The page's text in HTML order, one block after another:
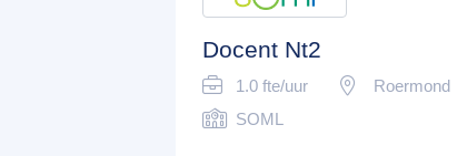
Docent Nt2
1.0 fte/uur
Roermond
SOML